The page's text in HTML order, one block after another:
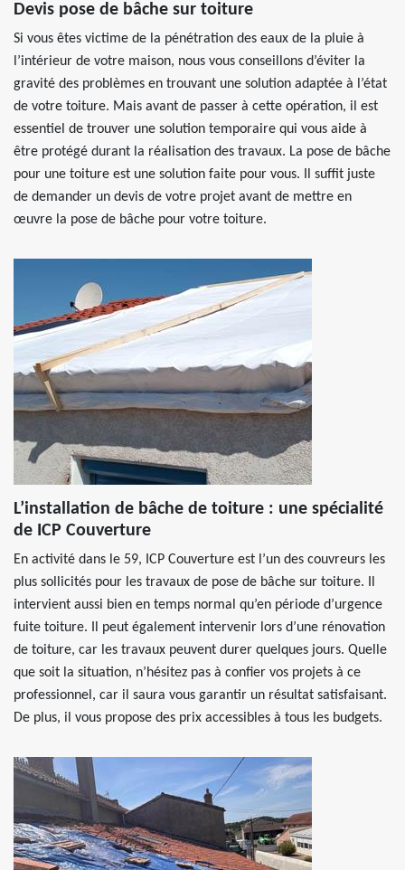
Devis pose de bâche sur toiture
Si vous êtes victime de la pénétration des eaux de la pluie à
l’intérieur de votre maison, nous vous conseillons d’éviter la
gravité des problèmes en trouvant une solution adaptée à l’état
de votre toiture. Mais avant de passer à cette opération, il est
essentiel de trouver une solution temporaire qui vous aide à
être protégé durant la réalisation des travaux. La pose de bâche
pour une toiture est une solution faite pour vous. Il suffit juste
de demander un devis de votre projet avant de mettre en
œuvre la pose de bâche pour votre toiture.
L’installation de bâche de toiture : une spécialité
de ICP Couverture
En activité dans le 59, ICP Couverture est l’un des couvreurs les
plus sollicités pour les travaux de pose de bâche sur toiture. Il
intervient aussi bien en temps normal qu’en période d’urgence
fuite toiture. Il peut également intervenir lors d’une rénovation
de toiture, car les travaux peuvent durer quelques jours. Quelle
que soit la situation, n’hésitez pas à confier vos projets à ce
professionnel, car il saura vous garantir un résultat satisfaisant.
De plus, il vous propose des prix accessibles à tous les budgets.